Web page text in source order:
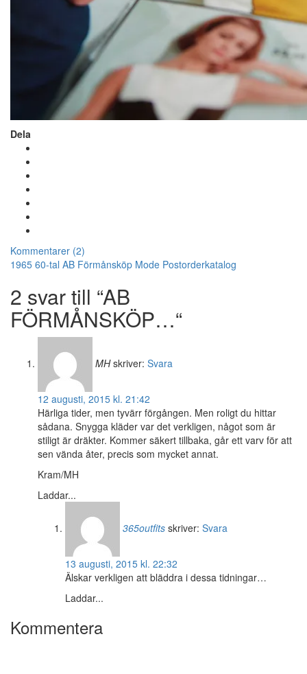
Dela
Kommentarer (2)
1965 60-tal AB Förmånsköp Mode Postorderkatalog
2 svar till “AB
FÖRMÅNSKÖP…“
MH skriver: Svara
12 augusti, 2015 kl. 21:42
Härliga tider, men tyvärr förgången. Men roligt du hittar
sådana. Snygga kläder var det verkligen, något som är
stiligt är dräkter. Kommer säkert tillbaka, går ett varv för att
sen vända åter, precis som mycket annat.
Kram/MH
Laddar...
365outfits skriver: Svara
13 augusti, 2015 kl. 22:32
Älskar verkligen att bläddra i dessa tidningar…
Laddar...
Kommentera